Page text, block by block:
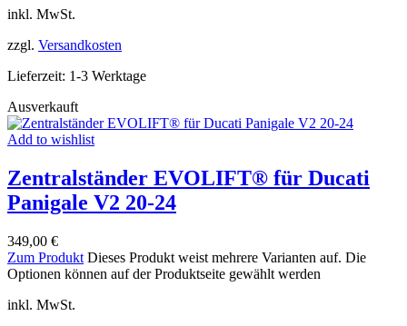
inkl. MwSt.
zzgl. Versandkosten
Lieferzeit: 1-3 Werktage
Ausverkauft
Add to wishlist
Zentralständer EVOLIFT® für Ducati
Panigale V2 20-24
349,00 €
Zum Produkt Dieses Produkt weist mehrere Varianten auf. Die
Optionen können auf der Produktseite gewählt werden
inkl. MwSt.